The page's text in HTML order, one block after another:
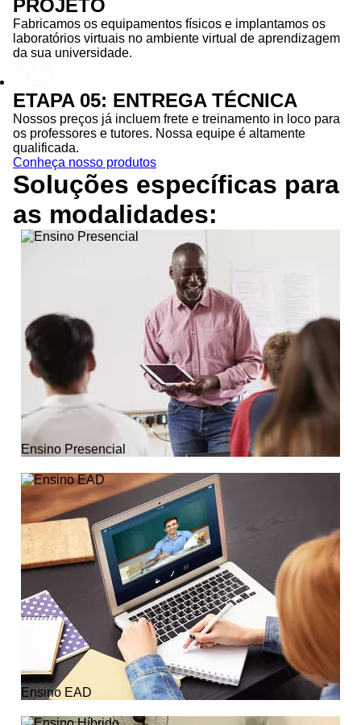
PROJETO
Fabricamos os equipamentos físicos e implantamos os
laboratórios virtuais no ambiente virtual de aprendizagem
da sua universidade.
ETAPA 05: ENTREGA TÉCNICA
Nossos preços já incluem frete e treinamento in loco para
os professores e tutores. Nossa equipe é altamente
qualificada.
Conheça nosso produtos
Soluções específicas para
as modalidades:
Ensino Presencial
Ensino EAD